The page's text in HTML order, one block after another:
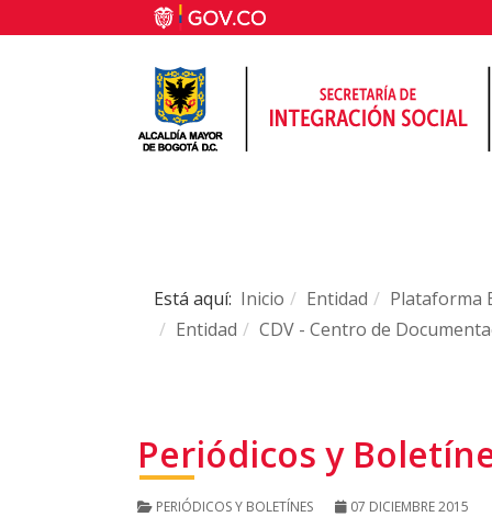
Está aquí: Inicio Entidad
Plataforma
Entidad
CDV - Centro de
Periódicos y
PERIÓDICOS Y BOLETÍNES 07 DICIEMBRE 2015